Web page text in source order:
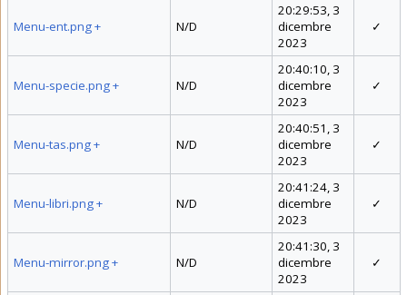
Menu-ent.png+ N/D
20:29:53, 3
dicembre
2023
✓
Menu-specie.png+ N/D
20:40:10, 3
dicembre
2023
✓
Menu-tas.png+ N/D
20:40:51, 3
dicembre
2023
✓
Menu-libri.png+ N/D
20:41:24, 3
dicembre
2023
✓
Menu-mirror.png+ N/D
20:41:30, 3
dicembre
2023
✓